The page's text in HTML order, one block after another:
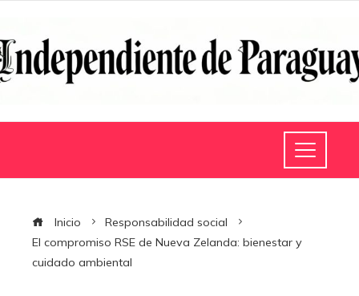
Inicio
Responsabilidad social
El compromiso RSE de Nueva Zelanda: bienestar y
cuidado ambiental